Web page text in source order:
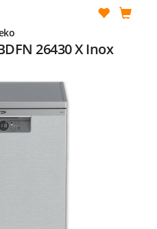
26430 X Inox